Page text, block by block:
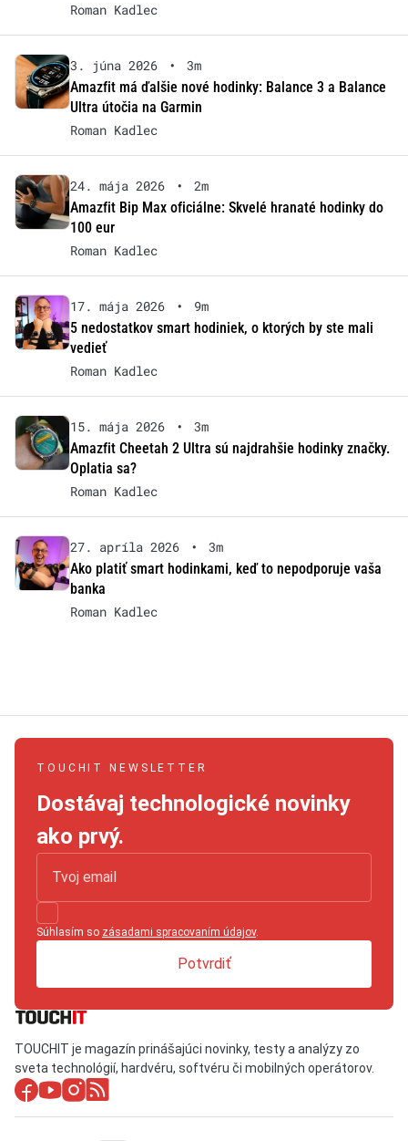
Roman Kadlec
3. júna 2026 •
3m
Amazfit má ďalšie nové hodinky: Balance 3 a Balance
Ultra útočia na Garmin
Roman Kadlec
24. mája 2026 •
2m
Amazfit Bip Max oficiálne: Skvelé hranaté hodinky do
100 eur
Roman Kadlec
17. mája 2026 •
9m
5 nedostatkov smart hodiniek, o ktorých by ste mali
vedieť
Roman Kadlec
15. mája 2026 •
3m
Amazfit Cheetah 2 Ultra sú najdrahšie hodinky značky.
Oplatia sa?
Roman Kadlec
27. apríla 2026 •
3m
Ako platiť smart hodinkami, keď to nepodporuje vaša
banka
Roman Kadlec
TOUCHIT NEWSLETTER
Dostávaj technologické novinky
ako prvý.
Súhlasím so zásadami spracovaním údajov.
Potvrdiť
TOUCHIT je magazín prinášajúci novinky, testy a analýzy zo
sveta technológií, hardvéru, softvéru či mobilných operátorov.